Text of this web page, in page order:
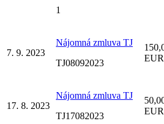
1
7. 9. 2023
Nájomná zmluva TJ
TJ08092023
EUR
17. 8. 2023
Nájomná zmluva TJ
TJ17082023
EUR